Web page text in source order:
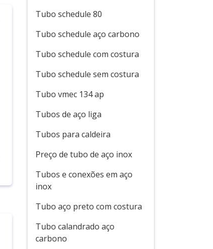
Tubo schedule 80
Tubo schedule aço carbono
Tubo schedule com costura
Tubo schedule sem costura
Tubo vmec 134 ap
Tubos de aço liga
Tubos para caldeira
Preço de tubo de aço inox
Tubos e conexões em aço
inox
Tubo aço preto com costura
Tubo calandrado aço
carbono